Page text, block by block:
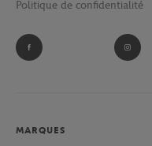
et ramasseurs
Fan absolu de Novak
collection performance
Politique de confidentialité
MARQUES